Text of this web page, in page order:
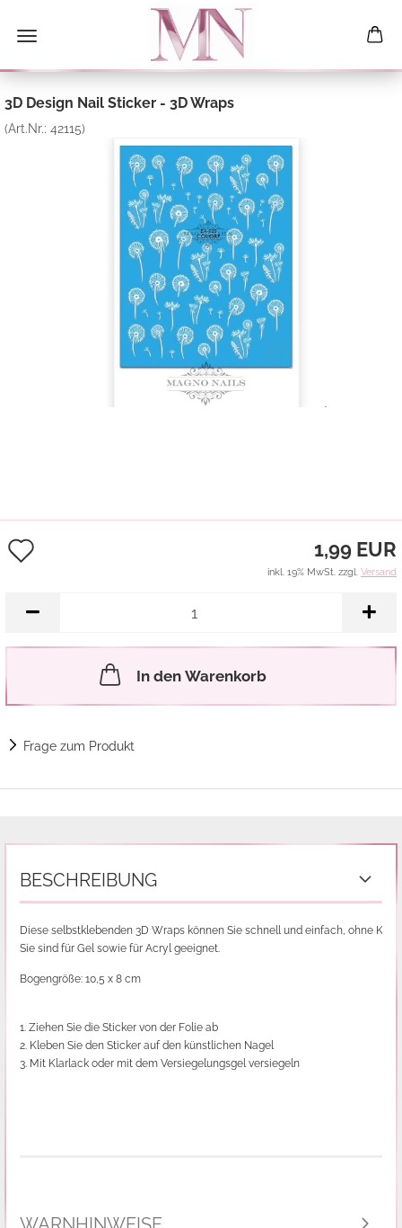
3D Design Nail Sticker - 3D Wraps
(Art.Nr.: 42115)
Merkzettel
1,99 EUR
inkl. 19% MwSt. zzgl. Versand
In den Warenkorb
Frage zum Produkt
BESCHREIBUNG
Diese selbstklebenden 3D Wraps können Sie schnell und einfach, ohne
Sie sind für Gel sowie für Acryl geeignet.
Bogengröße: 10,5 x 8 cm
1. Ziehen Sie die Sticker von der Folie ab
2. Kleben Sie den Sticker auf den künstlichen Nagel
3. Mit Klarlack oder mit dem Versiegelungsgel versiegeln